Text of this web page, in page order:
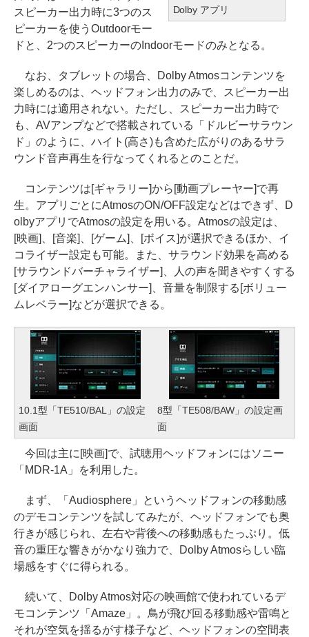
Dolby アプリ
スピーカー出力時に3つのス
ピーカーを使うOutdoorモー
ドと、2つのスピーカーのIndoorモードのみとなる。
なお、タブレットの場合、Dolby Atmosコンテンツを
楽しめるのは、ヘッドフォン出力のみで、スピーカー出
力時には適用されない。ただし、スピーカー出力時で
も、AVアンプなどで搭載されている「ドルビーサラウン
ド」のように、ハイト(高さ)も含めた広がりのあるサラ
ウンド音声再生を行なってくれるとのことだ。
コンテンツは[ギャラリー]から[動画プレーヤー]で再
生。アプリごとにAtmosのON/OFF設定などはできず、D
olbyアプリでAtmosの設定を用いる。Atmosの設定は、
[映画]、[音楽]、[ゲーム]、[ボイス]が選択できるほか、イ
コライザー設定も可能。また、サラウンド効果を高める
[サラウンドバーチャライザー]、人の声を聞きやすくする
[ダイアローグエンハンサー]、音量を制限する[ボリュー
ムレベラー]などが選択できる。
10.1型「TE510/BAL」の設定
画面
8型「TE508/BAW」の設定画
面
今回は主に[映画]で、試聴用ヘッドフォンにはソニー
「MDR-1A」を利用した。
まず、「Audiosphere」というヘッドフォンの移動感
のデモコンテンツを試してみたが、ヘッドフォンでも奥
行きが感じられ、左右や背後への移動感もたっぷり。低
音の重圧な響きがかなり強力で、Dolby Atmosらしい臨
場感をすぐに得られる。
続いて、Dolby Atmos対応の映画館で使われているデ
モコンテンツ「Amaze」。鳥が飛び回る移動感や雷鳴と
それが空気を揺るがす様子など、ヘッドフォンの空間表